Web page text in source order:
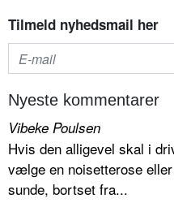
Tilmeld nyhedsmail her
Nyeste kommentarer
Vibeke Poulsen
Hvis den alligevel skal i
vælge en noisetterose
sunde, bortset fra...